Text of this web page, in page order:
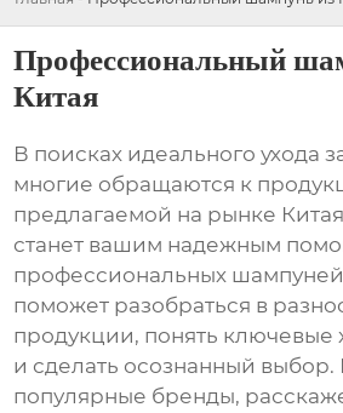
Профессиональный
Китая
В поисках идеального ухода
многие обращаются к
предлагаемой на рынке
станет вашим надежным
профессиональных шампуней
поможет разобраться в
продукции, понять ключевые
и сделать осознанный
популярные бренды,